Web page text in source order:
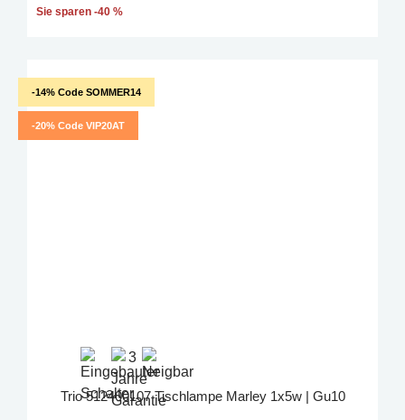
Sie sparen -40 %
-14% Code SOMMER14
-20% Code VIP20AT
Trio 512400107 Tischlampe Marley 1x5w | Gu10